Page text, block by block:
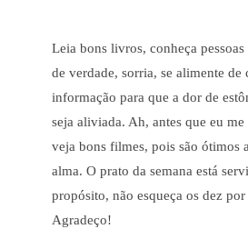
Leia bons livros, conheça pessoas
de verdade, sorria, se alimente de
informação para que a dor de
seja aliviada. Ah, antes que eu me
veja bons filmes, pois são ótimos
alma. O prato da semana está
propósito, não esqueça os dez
Agradeço!